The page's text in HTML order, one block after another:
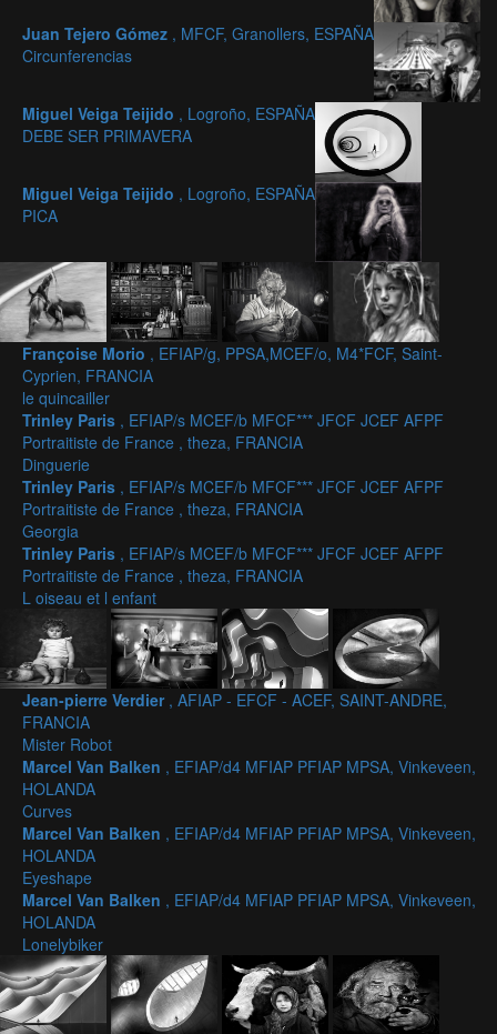
Juan Tejero Gómez , MFCF, Granollers, ESPAÑA
Circunferencias
Miguel Veiga Teijido , Logroño, ESPAÑA
DEBE SER PRIMAVERA
Miguel Veiga Teijido , Logroño, ESPAÑA
PICA
Françoise Morio , EFIAP/g, PPSA,MCEF/o, M4*FCF, Saint-
Cyprien, FRANCIA
le quincailler
Trinley Paris , EFIAP/s MCEF/b MFCF*** JFCF JCEF AFPF
Portraitiste de France , theza, FRANCIA
Dinguerie
Trinley Paris , EFIAP/s MCEF/b MFCF*** JFCF JCEF AFPF
Portraitiste de France , theza, FRANCIA
Georgia
Trinley Paris , EFIAP/s MCEF/b MFCF*** JFCF JCEF AFPF
Portraitiste de France , theza, FRANCIA
L oiseau et l enfant
Jean-pierre Verdier , AFIAP - EFCF - ACEF, SAINT-ANDRE,
FRANCIA
Mister Robot
Marcel Van Balken , EFIAP/d4 MFIAP PFIAP MPSA, Vinkeveen,
HOLANDA
Curves
Marcel Van Balken , EFIAP/d4 MFIAP PFIAP MPSA, Vinkeveen,
HOLANDA
Eyeshape
Marcel Van Balken , EFIAP/d4 MFIAP PFIAP MPSA, Vinkeveen,
HOLANDA
Lonelybiker